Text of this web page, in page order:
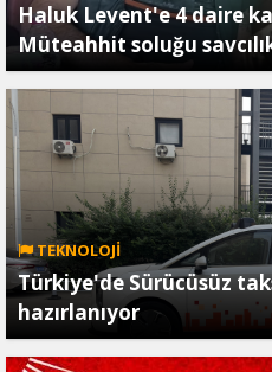
Haluk Levent'e 4 daire
Müteahhit soluğu
TEKNOLOJİ
Türkiye'de Sürücüsüz
hazırlanıyor